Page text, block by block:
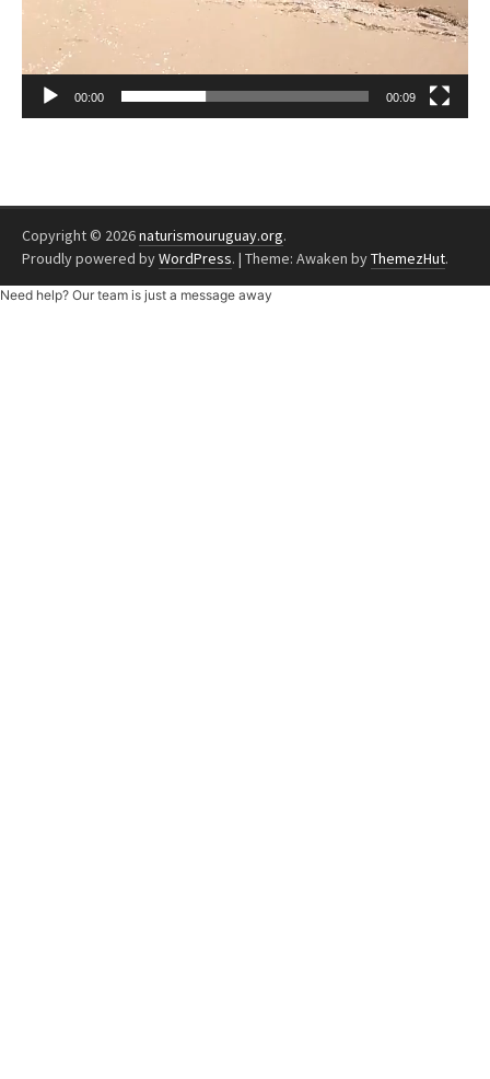
00:00 00:09
Copyright © 2026naturismouruguay.org.
Proudly powered byWordPress. | Theme: Awaken byThemezHut.
Need help? Our team is just a message away